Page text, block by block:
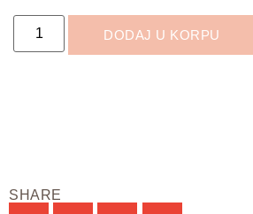
DODAJ U KORPU
SHARE